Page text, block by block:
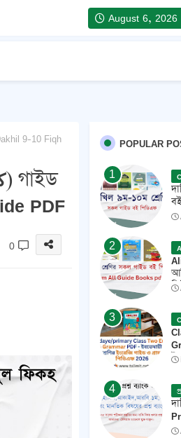
August 6, 2026
PDF
0
POPULAR